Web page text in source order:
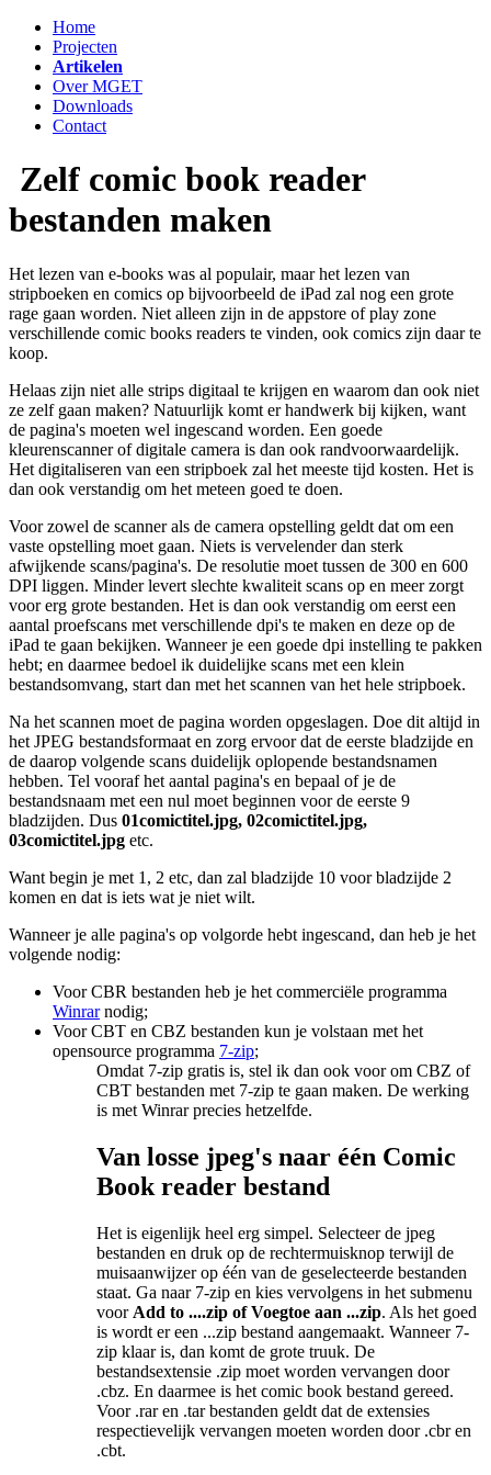
Home
Projecten
Artikelen
Over MGET
Downloads
Contact
Zelf comic book reader
bestanden maken
Het lezen van e-books was al populair, maar het lezen van
stripboeken en comics op bijvoorbeeld de iPad zal nog een grote
rage gaan worden. Niet alleen zijn in de appstore of play zone
verschillende comic books readers te vinden, ook comics zijn daar te
koop.
Helaas zijn niet alle strips digitaal te krijgen en waarom dan ook niet
ze zelf gaan maken? Natuurlijk komt er handwerk bij kijken, want
de pagina's moeten wel ingescand worden. Een goede
kleurenscanner of digitale camera is dan ook randvoorwaardelijk.
Het digitaliseren van een stripboek zal het meeste tijd kosten. Het is
dan ook verstandig om het meteen goed te doen.
Voor zowel de scanner als de camera opstelling geldt dat om een
vaste opstelling moet gaan. Niets is vervelender dan sterk
afwijkende scans/pagina's. De resolutie moet tussen de 300 en 600
DPI liggen. Minder levert slechte kwaliteit scans op en meer zorgt
voor erg grote bestanden. Het is dan ook verstandig om eerst een
aantal proefscans met verschillende dpi's te maken en deze op de
iPad te gaan bekijken. Wanneer je een goede dpi instelling te pakken
hebt; en daarmee bedoel ik duidelijke scans met een klein
bestandsomvang, start dan met het scannen van het hele stripboek.
Na het scannen moet de pagina worden opgeslagen. Doe dit altijd in
het JPEG bestandsformaat en zorg ervoor dat de eerste bladzijde en
de daarop volgende scans duidelijk oplopende bestandsnamen
hebben. Tel vooraf het aantal pagina's en bepaal of je de
bestandsnaam met een nul moet beginnen voor de eerste 9
bladzijden. Dus 01comictitel.jpg, 02comictitel.jpg,
03comictitel.jpg etc.
Want begin je met 1, 2 etc, dan zal bladzijde 10 voor bladzijde 2
komen en dat is iets wat je niet wilt.
Wanneer je alle pagina's op volgorde hebt ingescand, dan heb je het
volgende nodig:
Voor CBR bestanden heb je het commerciële programma
Winrarnodig;
Voor CBT en CBZ bestanden kun je volstaan met het
opensource programma 7-zip;
Omdat 7-zip gratis is, stel ik dan ook voor om CBZ of
CBT bestanden met 7-zip te gaan maken. De werking
is met Winrar precies hetzelfde.
Van losse jpeg's naar één Comic
Book reader bestand
Het is eigenlijk heel erg simpel. Selecteer de jpeg
bestanden en druk op de rechtermuisknop terwijl de
muisaanwijzer op één van de geselecteerde bestanden
staat. Ga naar 7-zip en kies vervolgens in het submenu
voor Add to ....zip of Voegtoe aan ...zip. Als het goed
is wordt er een ...zip bestand aangemaakt. Wanneer 7-
zip klaar is, dan komt de grote truuk. De
bestandsextensie .zip moet worden vervangen door
.cbz. En daarmee is het comic book bestand gereed.
Voor .rar en .tar bestanden geldt dat de extensies
respectievelijk vervangen moeten worden door .cbr en
.cbt.